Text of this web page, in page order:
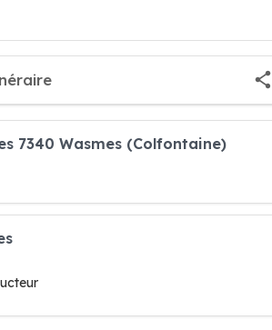
7340 Wasmes (Colfontaine)